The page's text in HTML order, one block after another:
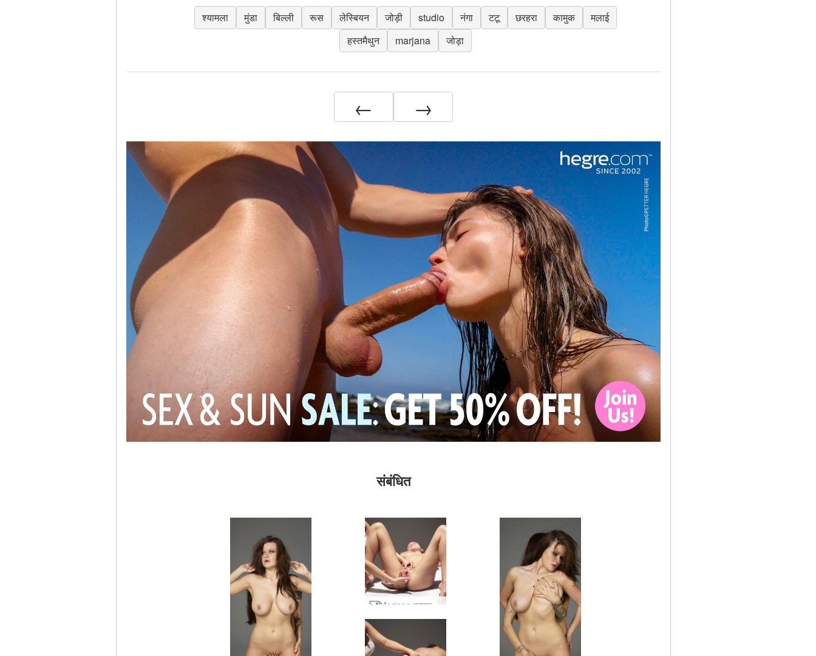
श्यामला मुंडा बिल्ली रूस लेस्बियन जोड़ी studio नंगा टटू छरहरा कामुक
मलाई
हस्तमैथुन
marjana जोड़ा
← →
संबंधित
Marjana कामुक मालिश #47